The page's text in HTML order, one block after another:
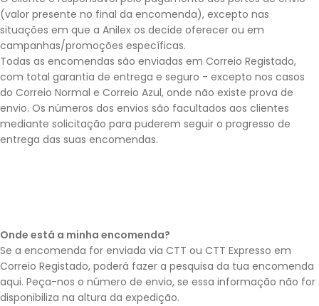
(valor presente no final da encomenda), excepto nas
situações em que a Anilex os decide oferecer ou em
campanhas/promoções específicas.
Todas as encomendas são enviadas em Correio Registado,
com total garantia de entrega e seguro - excepto nos casos
do Correio Normal e Correio Azul, onde não existe prova de
envio. Os números dos envios são facultados aos clientes
mediante solicitação para puderem seguir o progresso de
entrega das suas encomendas.
Onde está a minha encomenda?
Se a encomenda for enviada via CTT ou CTT Expresso em
Correio Registado, poderá fazer a pesquisa da tua encomenda
aqui. Peça-nos o número de envio, se essa informação não for
disponibiliza na altura da expedição.